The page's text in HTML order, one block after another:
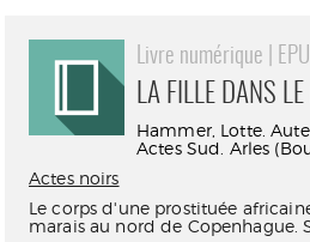
Livre numérique |
LA FILLE DANS
Hammer, Lotte.
Actes Sud. Arles
Actes noirs
Le corps d'une prostituée
marais au nord de Copenhague.